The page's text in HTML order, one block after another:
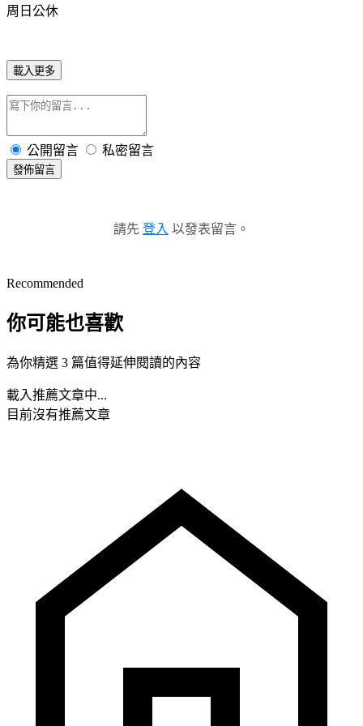
周日公休
載入更多
公開留言 私密留言
發佈留言
請先 登入 以發表留言。
Recommended
你可能也喜歡
為你精選 3 篇值得延伸閱讀的內容
載入推薦文章中...
目前沒有推薦文章